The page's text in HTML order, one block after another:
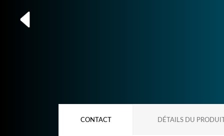
CONTACT DÉTAILS DU